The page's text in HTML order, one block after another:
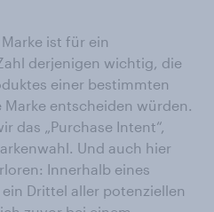
ist für ein
derjenigen wichtig, die
einer bestimmten
entscheiden würden.
das „Purchase Intent“,
Und auch hier
Innerhalb eines
Drittel aller potenziellen